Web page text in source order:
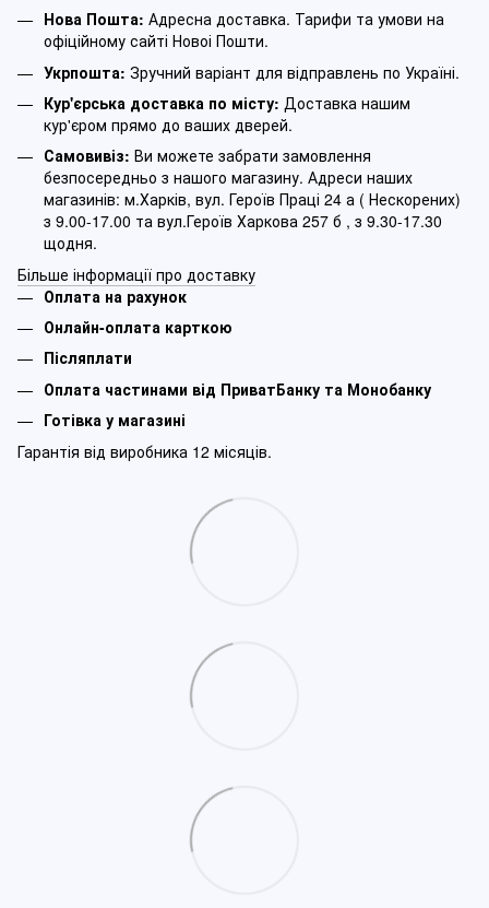
Нова Пошта: Адресна доставка. Тарифи та умови на
офіційному сайті Новоі Пошти.
Укрпошта: Зручний варіант для відправлень по Україні.
Кур'єрська доставка по місту: Доставка нашим
кур'єром прямо до ваших дверей.
Самовивіз: Ви можете забрати замовлення
безпосередньо з нашого магазину. Адреси наших
магазинів: м.Харків, вул. Героїв Праці 24 а ( Нескорених)
з 9.00-17.00 та вул.Героїв Харкова 257 б , з 9.30-17.30
щодня.
Більше інформації про доставку
Оплата на рахунок
Онлайн-оплата карткою
Післяплати
Оплата частинами від ПриватБанку та Монобанку
Готівка у магазині
Гарантія від виробника 12 місяців.